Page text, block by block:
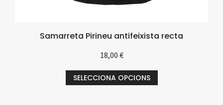
Samarreta Pirineu antifeixista recta
18,00 €
SELECCIONA OPCIONS